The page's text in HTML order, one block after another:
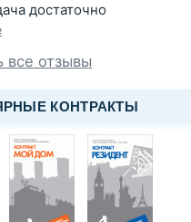
достаточно
все отзывы
КОНТРАКТЫ